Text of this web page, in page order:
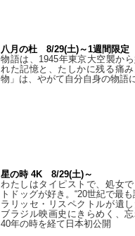
八月の杜 8/29(土)～1週間限定
物語は、1945年東京大空襲か
れた記憶と、たしかに残る痛
物」は、やがて自分自身の物語
星の時 4K 8/29(土)～
わたしはタイピストで、処⼥
トドッグが好き。“20世紀で最
ラリッセ・リスペクトルが遺し
ブラジル映画史にきらめく、忘
40年の時を経て⽇本初公開